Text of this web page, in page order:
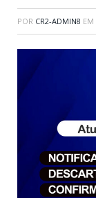
POR CR2-ADMIN8 EM